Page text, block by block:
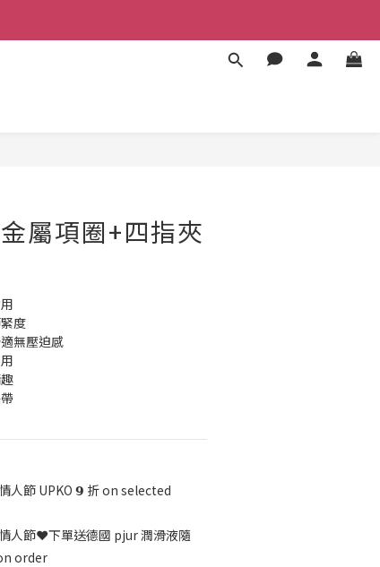
屬項圈+四指夾
度
無壓迫感
人節 UPKO 𝟵 折 on selected
人節❤️下單送德國 pjur 潤滑液隨
order